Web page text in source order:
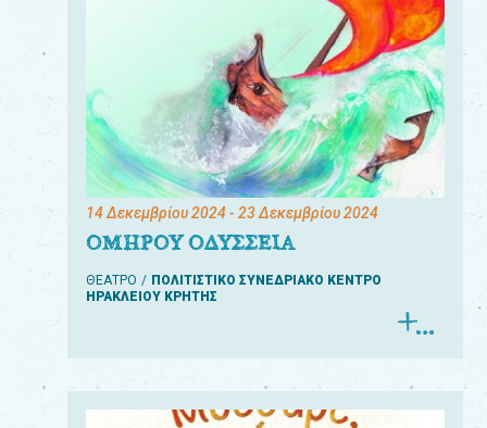
14 Δεκεμβρίου 2024- 23 Δεκεμβρίου 2024
ΟΜΗΡΟΥ ΟΔΥΣΣΕΙΑ
ΘΕΑΤΡΟ
ΠΟΛΙΤΙΣΤΙΚΟ ΣΥΝΕΔΡΙΑΚΟ ΚΕΝΤΡΟ
ΗΡΑΚΛΕΙΟΥ ΚΡΗΤΗΣ